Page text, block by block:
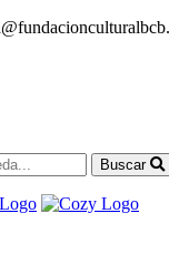
Buscar